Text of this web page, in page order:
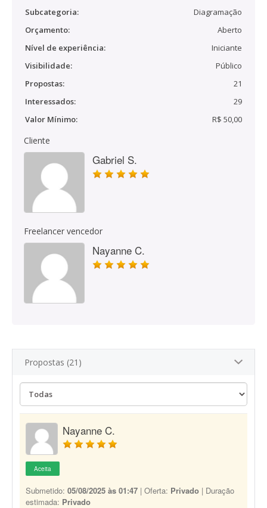
Subcategoria:
Diagramação
Orçamento:
Aberto
Nível de experiência:
Iniciante
Visibilidade:
Público
Propostas:
21
Interessados:
29
Valor Mínimo:
R$ 50,00
Cliente
Gabriel S.
Freelancer vencedor
Nayanne C.
Propostas (21)
Nayanne C.
Aceita
Submetido: 05/08/2025 às 01:47 | Oferta: Privado | Duração
estimada: Privado